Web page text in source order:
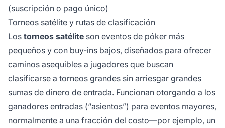
(suscripción o pago único)
Torneos satélite y rutas de clasificación
Los torneos satélite son eventos de póker más
pequeños y con buy-ins bajos, diseñados para ofrecer
caminos asequibles a jugadores que buscan
clasificarse a torneos grandes sin arriesgar grandes
sumas de dinero de entrada. Funcionan otorgando a los
ganadores entradas (“asientos”) para eventos mayores,
normalmente a una fracción del costo—por ejemplo, un